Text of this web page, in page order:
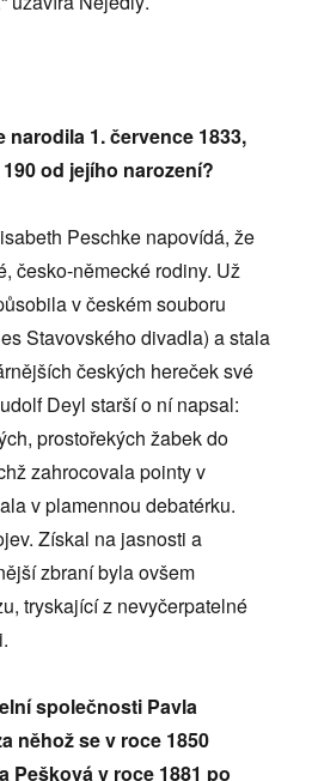
1. července 1833,
od jejího narození?
Peschke napovídá, že
česko-německé rodiny. Už
v českém souboru
Stavovského divadla) a stala
českých hereček své
Deyl starší o ní napsal:
prostořekých žabek do
zahrocovala pointy v
v plamennou debatérku.
Získal na jasnosti a
zbraní byla ovšem
tryskající z nevyčerpatelné
společnosti Pavla
něhož se v roce 1850
Pešková v roce 1881 po